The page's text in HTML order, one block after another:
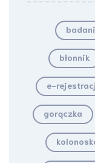
błonnik
e-
gorączka